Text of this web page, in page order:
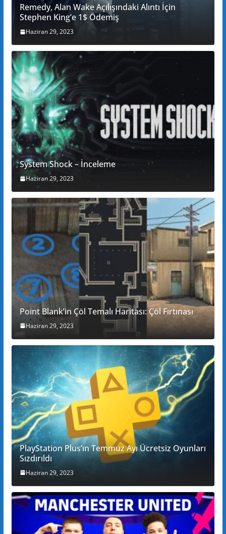
Remedy, Alan Wake Açılışındaki Alıntı İçin
Stephen King’e 1$ Ödemiş
Haziran 29, 2023
System Shock – İnceleme
Haziran 29, 2023
Point Blank’in Çöl Temalı Haritası: Çöl Fırtınası
Haziran 29, 2023
PlayStation Plus’ın Temmuz Ayı Ücretsiz Oyunları
Sızdırıldı
Haziran 29, 2023